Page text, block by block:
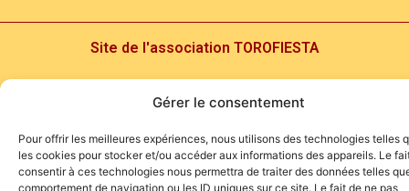
Gérer le consentement
Pour offrir les meilleures expériences, nous utilisons des technologies telles
les cookies pour stocker et/ou accéder aux informations des appareils. Le
consentir à ces technologies nous permettra de traiter des données telles
comportement de navigation ou les ID uniques sur ce site. Le fait de ne pas
Site de l'association TOROFIESTA